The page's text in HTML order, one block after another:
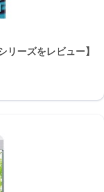
リーズをレビュー】